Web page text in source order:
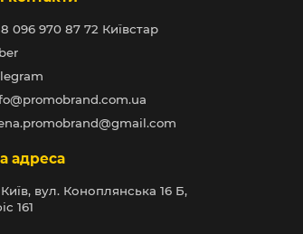
096 970 87 72 Київстар
адреса
вул. Коноплянська 16 Б,
161